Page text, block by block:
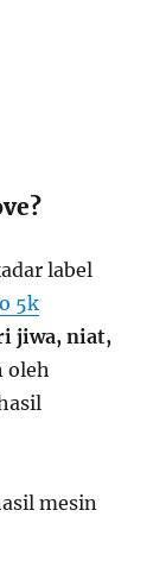
label
5k
jiwa, niat,
oleh
mesin